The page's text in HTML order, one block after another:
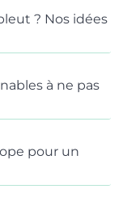
? Nos idées
à ne pas
pour un